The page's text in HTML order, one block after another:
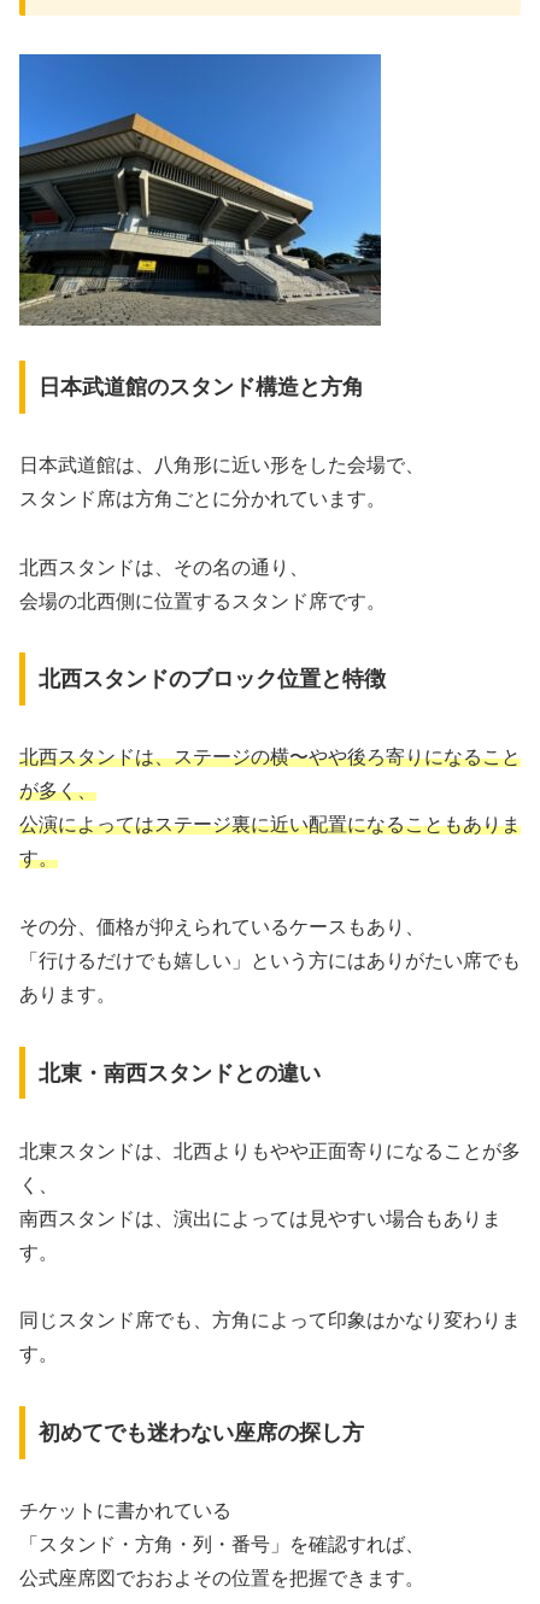
日本武道館のスタンド構造と方角
日本武道館は、八角形に近い形をした会場で、
スタンド席は方角ごとに分かれています。
北西スタンドは、その名の通り、
会場の北西側に位置するスタンド席です。
北西スタンドのブロック位置と特徴
北西スタンドは、ステージの横〜やや後ろ寄りになること
が多く、
公演によってはステージ裏に近い配置になることもありま
す。
その分、価格が抑えられているケースもあり、
「行けるだけでも嬉しい」という方にはありがたい席でも
あります。
北東・南西スタンドとの違い
北東スタンドは、北西よりもやや正面寄りになることが多
く、
南西スタンドは、演出によっては見やすい場合もありま
す。
同じスタンド席でも、方角によって印象はかなり変わりま
す。
初めてでも迷わない座席の探し方
チケットに書かれている
「スタンド・方角・列・番号」を確認すれば、
公式座席図でおおよその位置を把握できます。